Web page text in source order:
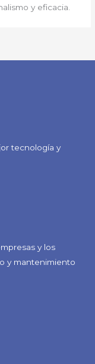
y eficacia.
tecnología y
y los
y mantenimiento